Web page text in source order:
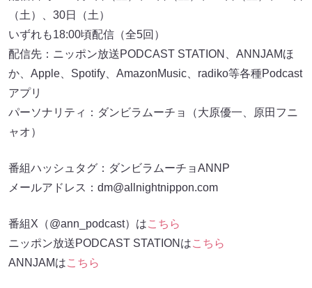
（土）、30日（土）
いずれも18:00頃配信（全5回）
配信先：ニッポン放送PODCAST STATION、ANNJAMほ
か、Apple、Spotify、AmazonMusic、radiko等各種Podcast
アプリ
パーソナリティ：ダンビラムーチョ（大原優一、原田フニ
ャオ）
番組ハッシュタグ：ダンビラムーチョANNP
メールアドレス：dm@allnightnippon.com
番組X（@ann_podcast）はこちら
ニッポン放送PODCAST STATIONはこちら
ANNJAMはこちら